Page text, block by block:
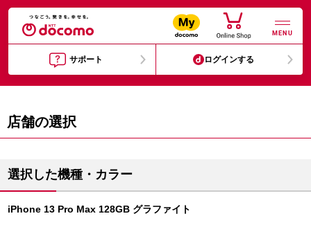
MENU
サポート ログインする
店舗の選択
選択した機種・カラー
iPhone 13 Pro Max 128GB グラファイト